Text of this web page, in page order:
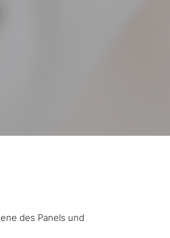
des Panels und